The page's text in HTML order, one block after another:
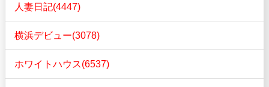
人妻日記(4447)
横浜デビュー(3078)
ホワイトハウス(6537)